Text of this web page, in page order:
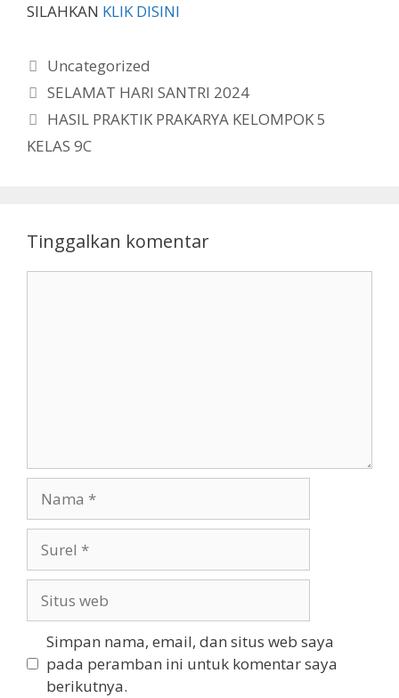
SILAHKAN KLIK DISINI
Kategori
Uncategorized
SELAMAT HARI SANTRI 2024
HASIL PRAKTIK PRAKARYA KELOMPOK 5
KELAS 9C
Tinggalkan komentar
web
Simpan nama, email, dan situs web saya
pada peramban ini untuk komentar saya
berikutnya.